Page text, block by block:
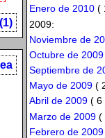
Enero de 2010(
2009:
Noviembre de
Octubre de 2009
Septiembre de
Mayo de 2009(
Abril de 2009( 6
Marzo de 2009(
Febrero de 2009